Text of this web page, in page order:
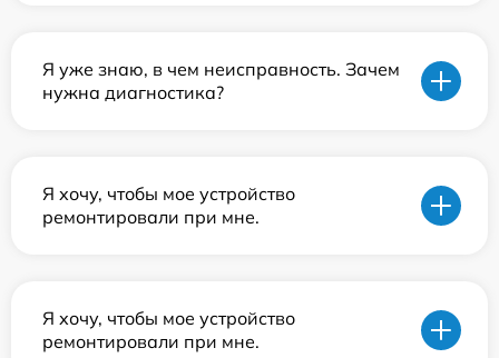
Я уже знаю, в чем неисправность. Зачем
нужна диагностика?
Я хочу, чтобы мое устройство
ремонтировали при мне.
Я хочу, чтобы мое устройство
ремонтировали при мне.